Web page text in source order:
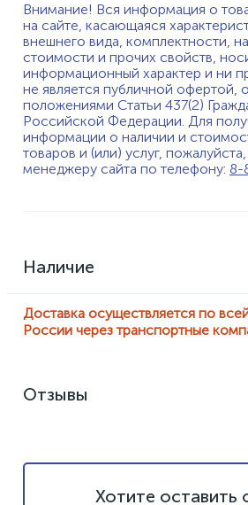
Внимание! Вся информация о
на сайте, касающаяся
внешнего вида, комплектности,
стоимости и прочих свойств,
информационный характер и ни
не является публичной офертой,
положениями Статьи 437(2)
Российской Федерации. Для
информации о наличии и
товаров и (или) услуг,
менеджеру сайта по телефону: 8-
Наличие
Доставка осуществляется по
России через транспортные
Отзывы
Хотите оставить